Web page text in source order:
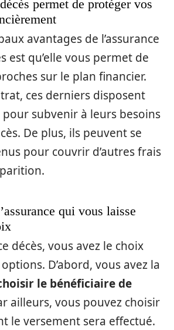
permet de protéger vos
avantages de l’assurance
est qu’elle vous permet de
sur le plan financier.
ces derniers disposent
pour subvenir à leurs besoins
De plus, ils peuvent se
pour couvrir d’autres frais
qui vous laisse
décès, vous avez le choix
D’abord, vous avez la
le bénéficiaire de
ailleurs, vous pouvez choisir
le versement sera effectué.